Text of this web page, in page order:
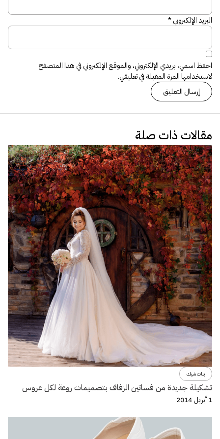
البريد الإلكتروني*
احفظ اسمي، بريدي الإلكتروني، والموقع الإلكتروني في هذا المتصفح
لاستخدامها المرة المقبلة في تعليقي.
مقالات ذات صلة
بنات شيك
تشكيلة جديدة من فساتين الزفاف بتصميمات روعة لكل عروس
1 أبريل 2014